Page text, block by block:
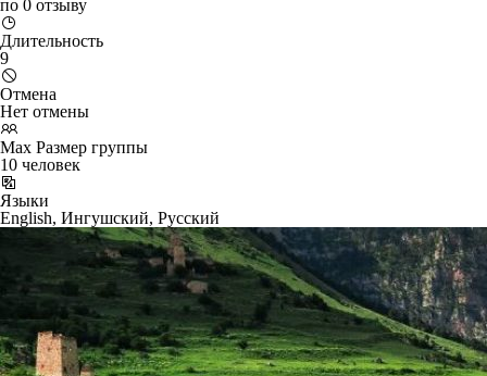
по 0 отзыву
Длительность
9
Отмена
Нет отмены
Max Размер группы
10 человек
Языки
English, Ингушский, Русский